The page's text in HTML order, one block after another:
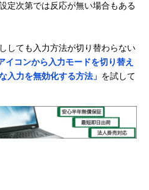
定次第では反応が無い場合もある
しても入力方法が切り替わらない
イコンから入力モードを切り替え
な入力を無効化する方法」 を試して